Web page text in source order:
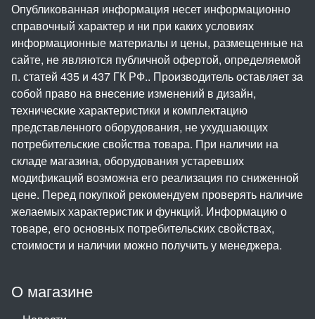
О магазине
Опубликованная информация несет информационно
справочный характер и ни при каких условиях
информационные материалы и цены, размещенные на
сайте, не являются публичной офертой, определяемой
п. статей 435 и 437 ГК РФ.. Производитель оставляет за
собой право на внесение изменений в дизайн,
технические характеристики и комплектацию
представленного оборудования, не ухудшающих
потребительские свойства товара. При наличии на
складе магазина, оборудования устаревших
модификаций возможна его реализация по сниженной
цене. Перед покупкой рекомендуем проверять наличие
желаемых характеристик и функций. Информацию о
товаре, его основных потребительских свойствах,
стоимости и наличии можно получить у менеджера.